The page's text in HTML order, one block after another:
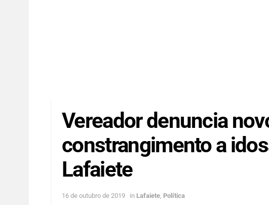
Vereador denuncia
constrangimento a
Lafaiete
16 de outubro de 2019 in Lafaiete Política